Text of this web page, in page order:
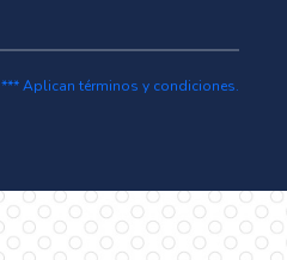
*** Aplican términos y condiciones.